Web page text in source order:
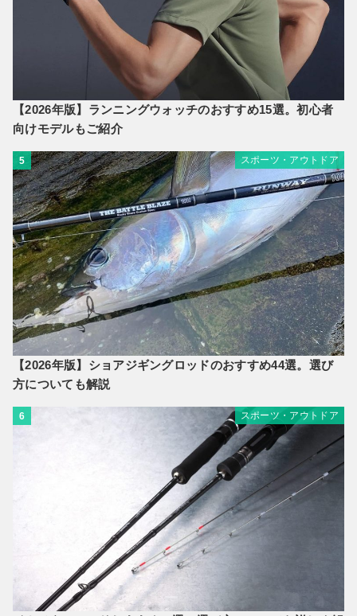
【2026年版】ランニングウォッチのおすすめ15選。初心者
向けモデルもご紹介
5 スポーツ・アウトドア
【2026年版】ショアジギングロッドのおすすめ44選。選び
方についても解説
6 スポーツ・アウトドア